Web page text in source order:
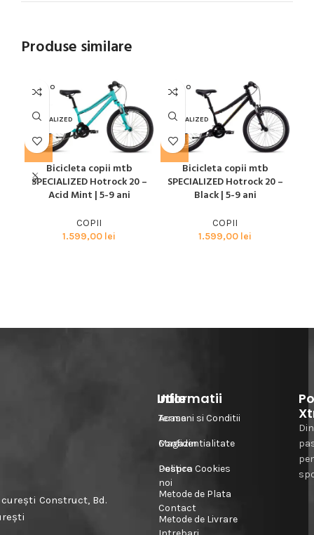
Produse similare
SOLD O
UT
SPECIALIZED
Bicicleta copii mtb
SPECIALIZED Hotrock 20 –
Acid Mint | 5-9 ani
COPII
1.599,00 lei
SOLD O
UT
SPECIALIZED
Bicicleta copii mtb
SPECIALIZED Hotrock 20 –
Black | 5-9 ani
COPII
1.599,00 lei
Construct, Bd.
Informatii
Acasa
Magazin
Despre
noi
Contact
Utile
Termeni si Conditii
Confidentialitate
Politica Cookies
Metode de Plata
Metode de Livrare
Din